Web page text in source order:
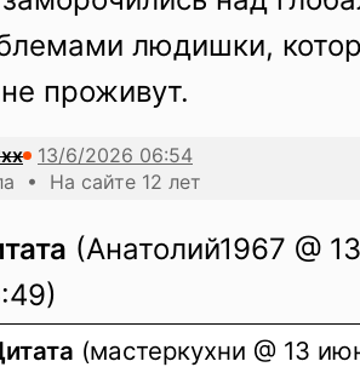
людишки,
проживут.
• На сайте 12 лет
(Анатолий1967 @
(мастеркухни @ 13